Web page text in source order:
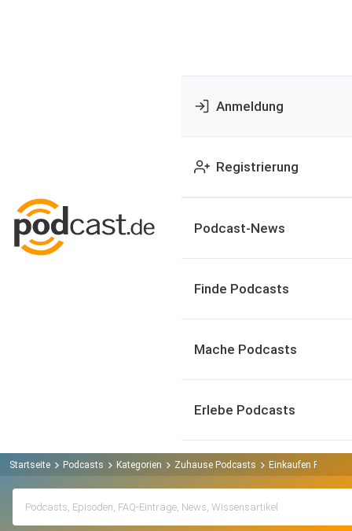
Anmeldung
Registrierung
Podcast-News
Finde Podcasts
Mache Podcasts
Erlebe Podcasts
Startseite Podcasts Kategorien Zuhause Podcasts Einkaufen